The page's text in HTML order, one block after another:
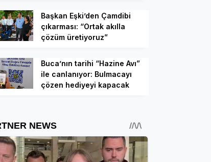
Başkan Eşki’den Çamdibi
çıkarması: “Ortak akılla
çözüm üretiyoruz”
Buca’nın tarihi “Hazine Avı”
ile canlanıyor: Bulmacayı
çözen hediyeyi kapacak